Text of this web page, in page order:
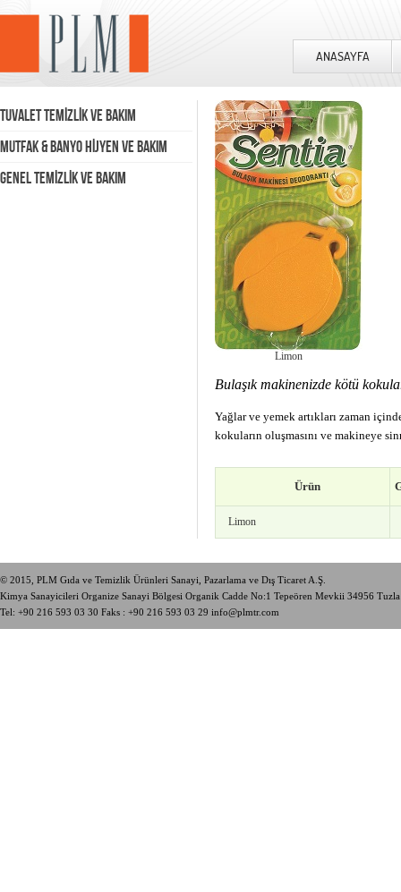
ANASAYFA
TUVALET TEMİZLİK VE BAKIM
MUTFAK & BANYO HİJYEN VE BAKIM
GENEL TEMİZLİK VE BAKIM
Limon
Bulaşık makinenizde kötü
Yağlar ve yemek artıkları zaman
kokuların oluşmasını ve makineye
Ürün
Limon
© 2015, PLM Gıda ve Temizlik Ürünleri Sanayi, Pazarlama ve Dış Ticaret A.Ş.
Kimya Sanayicileri Organize Sanayi Bölgesi Organik Cadde No:1 Tepeören Mevkii 34956
Tel: +90 216 593 03 30 Faks : +90 216 593 03 29 info@plmtr.com